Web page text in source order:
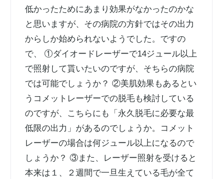
低かったためにあまり効果がなかったのかな
と思いますが、その病院の方針ではその出力
からしか始められないようでした。ですの
で、 ①ダイオードレーザーで14ジュール以上
で照射して貰いたいのですが、そちらの病院
では可能でしょうか？ ②美肌効果もあるとい
うコメットレーザーでの脱毛も検討している
のですが、こちらにも「永久脱毛に必要な最
低限の出力」があるのでしょうか。コメット
レーザーの場合は何ジュール以上になるので
しょうか？ ③また、レーザー照射を受けると
本来は１、２週間で一旦生えている毛が全て